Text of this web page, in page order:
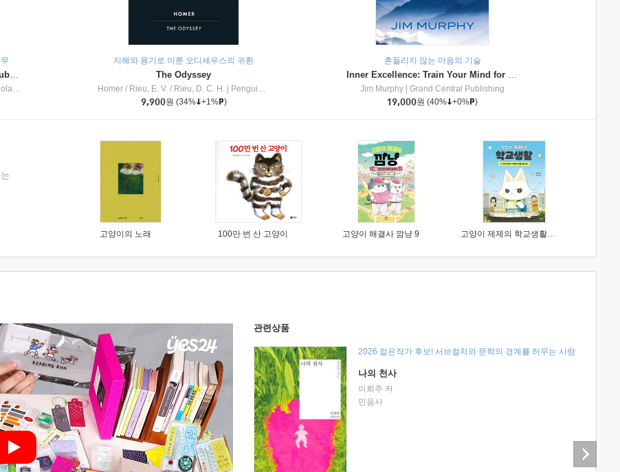
Dragon Masters #32 : Heart of the Ruby Dragon (A Branches Book)
Inc
지혜와 용기로 이룬 오디세우스의 귀환
The Odyssey
Homer / Rieu, E. V. / Rieu, D. C. H.
Penguin Group
9,900원 (34% +1% )
흔들리지 않는 마음의 기술
Inner Excellence: Train Your Mind for Extraordinary Performance and the Best Possible Life
Jim Murphy
Grand Central Publishing
19,000원 (40% +0% )
고양이의 노래 100만 번 산 고양이 고양이 해결사 깜냥 9 고양이 제제의 학교생활 1 : 초등학생이 이렇게 힘들 줄이야
관련상품
2026 젊은작가 후보! 서브컬처와 문학의 경계를 허무는 사랑
나의 천사
이희주 저
민음사